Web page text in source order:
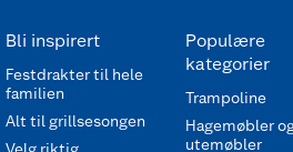
Bli inspirert
Festdrakter til hele
familien
Alt til grillsesongen
Populære
kategorier
Trampoline
Hagemøbler
utemøbler